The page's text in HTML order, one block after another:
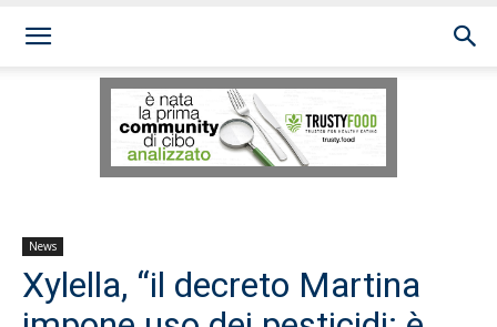
Salvagente
News
Xylella, “il decreto Martina